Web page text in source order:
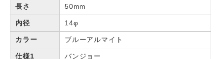
長さ 50mm
内径 14φ
カラー ブルーアルマイト
仕様1 バンジョー